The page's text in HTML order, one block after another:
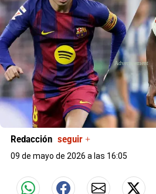
Redacción seguir +
09 de mayo de 2026 a las 16:05